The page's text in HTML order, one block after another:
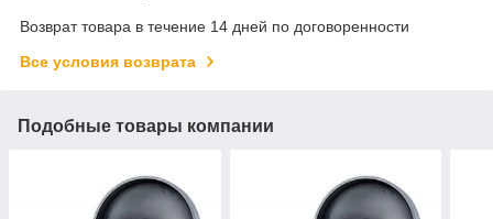
Возврат товара в течение 14 дней по договоренности
Все условия возврата
Подобные товары компании